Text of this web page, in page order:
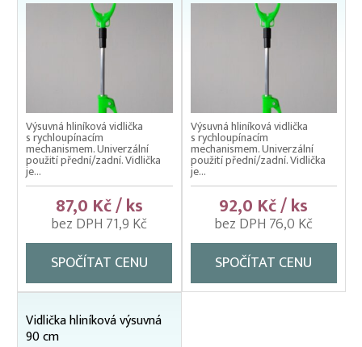
Podběráky na ryby
Vezírky EKO
Vezírky pogumované
Vidličky výsuvné
Vrhací sítě na nástražní ryby
Výsuvná hliníková vidlička
s rychloupínacím
mechanismem. Univerzální
použití přední/zadní. Vidlička
je...
87,0 Kč / ks
bez DPH 71,9 Kč
SPOČÍTAT CENU
Výsuvná hliníková vidlička
s rychloupínacím
mechanismem. Univerzální
použití přední/zadní. Vidlička
je...
92,0 Kč / ks
bez DPH 76,0 Kč
SPOČÍTAT CENU
Vidlička hliníková výsuvná
90 cm